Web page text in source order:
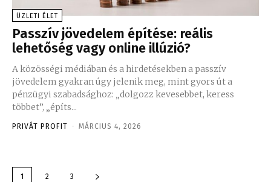
ÜZLETI ÉLET
Passzív jövedelem építése: reális
lehetőség vagy online illúzió?
A közösségi médiában és a hirdetésekben a passzív
jövedelem gyakran úgy jelenik meg, mint gyors út a
pénzügyi szabadsághoz: „dolgozz kevesebbet, keress
többet”, „építs...
PRIVÁT PROFIT - MÁRCIUS 4, 2026
1 2 3